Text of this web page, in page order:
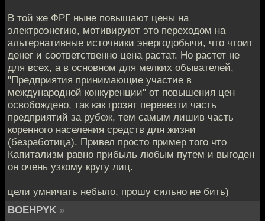
В той же ФРГ ныне повышают цены на
электроэнегию, мотивируют это переходом на
альтернативные источники энергодобычи, что чтоит
денег и соответственно цена растат. Но растет не
для всех, а в основном для мелких обывателей,
"Предприятия принимающие участие в
международной конкуренции" от повышения цен
освобождено, так как грозят перевезти часть
предприятий за рубеж, тем самым лишив часть
коренного населения средств для жизни
(безработица). Привел просто пример того что
Капитализм равно прибыль любым путем и выгоден
он очень узкому кругу лиц.
цели умничать небыло, прошу сильно не бить)
BOEHPYK »